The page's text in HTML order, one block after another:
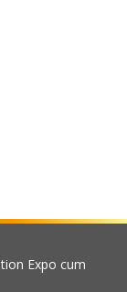
Expo cum